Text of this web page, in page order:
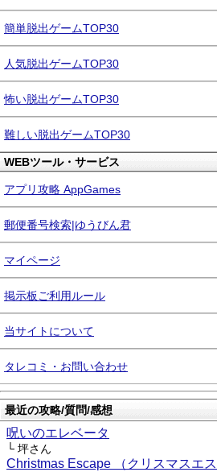
簡単脱出ゲームTOP30
人気脱出ゲームTOP30
怖い脱出ゲームTOP30
難しい脱出ゲームTOP30
WEBツール・サービス
アプリ攻略 AppGames
郵便番号検索|ゆうびん君
マイページ
掲示板ご利用ルール
当サイトについて
タレコミ・お問い合わせ
最近の攻略/質問/感想
呪いのエレベータ
└ 坪さん
Christmas Escape （クリスマスエス